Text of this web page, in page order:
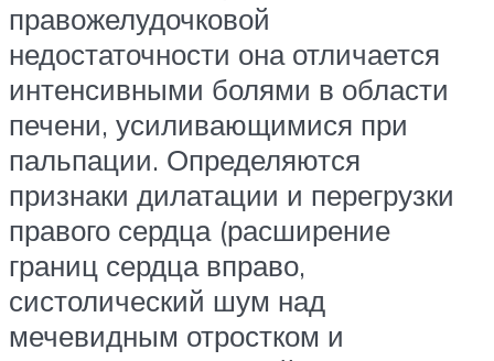
правожелудочковой
недостаточности она отличается
интенсивными болями в области
печени, усиливающимися при
пальпации. Определяются
признаки дилатации и перегрузки
правого сердца (расширение
границ сердца вправо,
систолический шум над
мечевидным отростком и